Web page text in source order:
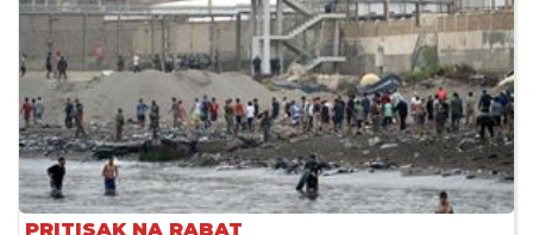
PRITISAK NA RABAT